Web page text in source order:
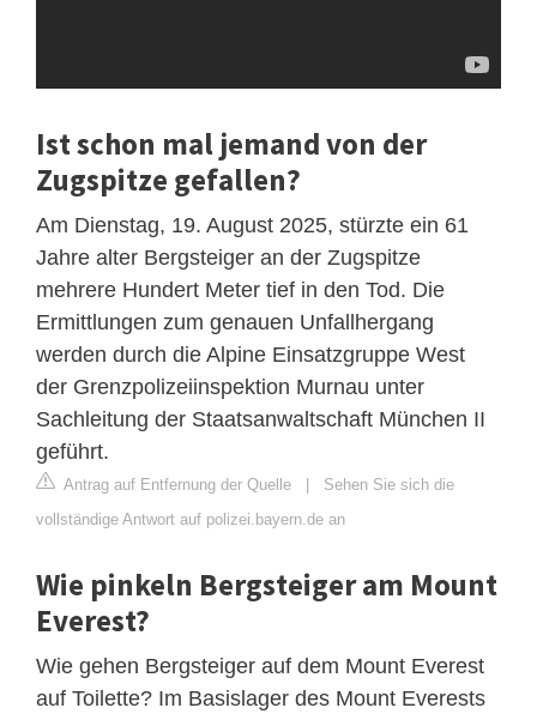
Ist schon mal jemand von der
Zugspitze gefallen?
Am Dienstag, 19. August 2025, stürzte ein 61
Jahre alter Bergsteiger an der Zugspitze
mehrere Hundert Meter tief in den Tod. Die
Ermittlungen zum genauen Unfallhergang
werden durch die Alpine Einsatzgruppe West
der Grenzpolizeiinspektion Murnau unter
Sachleitung der Staatsanwaltschaft München II
geführt.
Antrag auf Entfernung der Quelle | Sehen Sie sich die
vollständige Antwort auf polizei.bayern.de an
Wie pinkeln Bergsteiger am Mount
Everest?
Wie gehen Bergsteiger auf dem Mount Everest
auf Toilette? Im Basislager des Mount Everests